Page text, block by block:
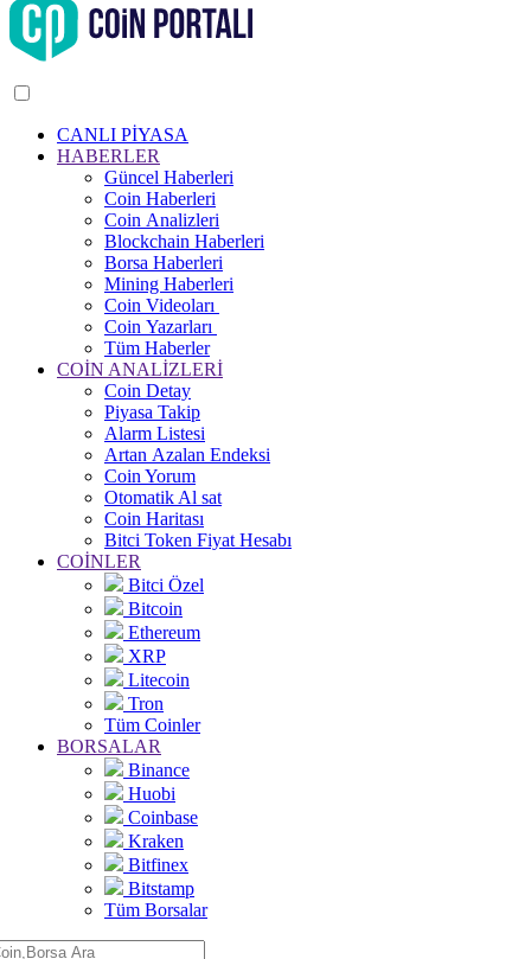
CANLI PİYASA
HABERLER
Güncel Haberleri
Coin Haberleri
Coin Analizleri
Blockchain Haberleri
Borsa Haberleri
Mining Haberleri
Coin Videoları
Coin Yazarları
Tüm Haberler
COİN ANALİZLERİ
Coin Detay
Piyasa Takip
Alarm Listesi
Artan Azalan Endeksi
Coin Yorum
Otomatik Al sat
Coin Haritası
Bitci Token Fiyat Hesabı
COİNLER
Bitci Özel
Bitcoin
Ethereum
XRP
Litecoin
Tron
Tüm Coinler
BORSALAR
Binance
Huobi
Coinbase
Kraken
Bitfinex
Bitstamp
Tüm Borsalar